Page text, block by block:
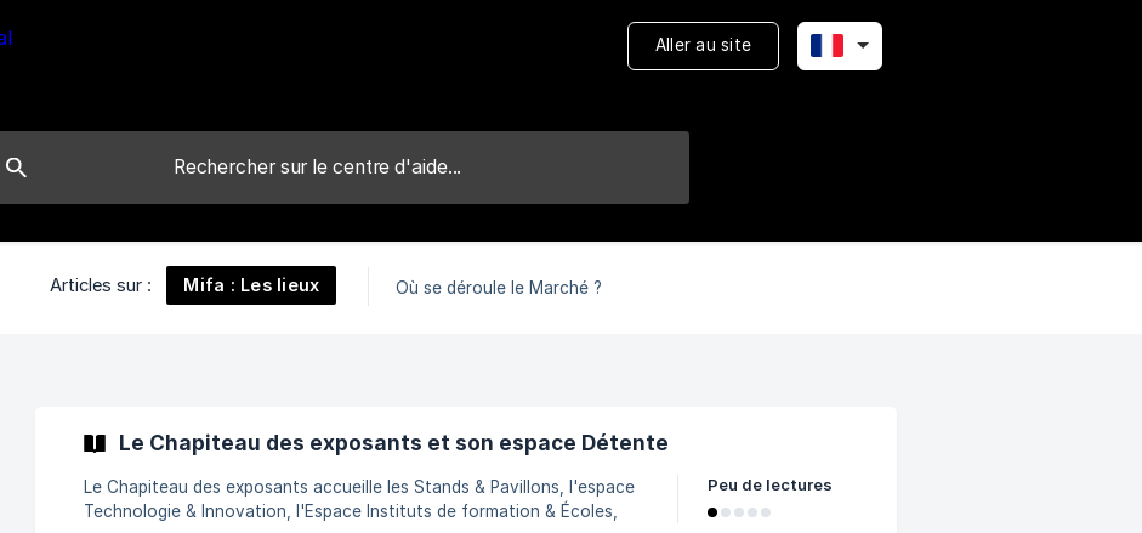
Aller au site
Articles sur : Mifa : Les lieux Où se déroule le Marché ?
Le Chapiteau des exposants et son espace Détente
Le Chapiteau des exposants accueille les Stands & Pavillons, l'espace
Technologie & Innovation, l'Espace Instituts de formation & Écoles,
Peu de lectures